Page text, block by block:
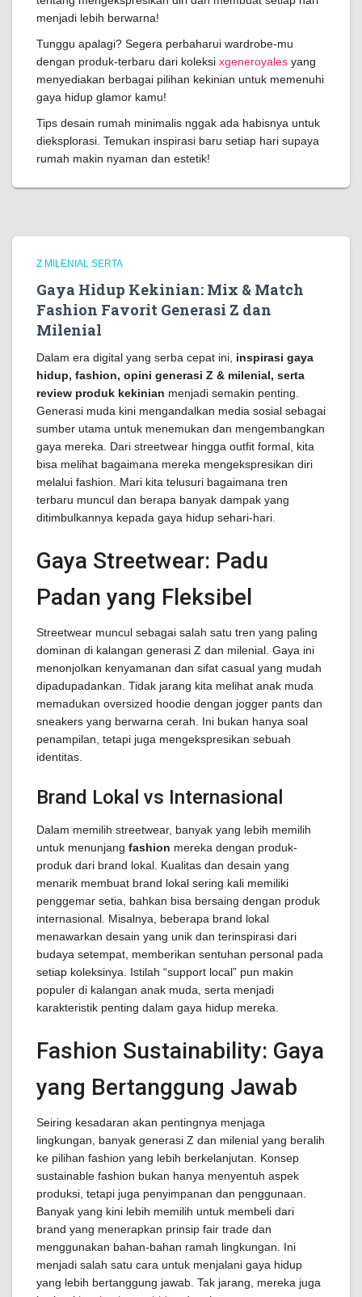
menjadi lebih berwarna!
Tunggu apalagi? Segera perbaharui wardrobe-mu
dengan produk-terbaru dari koleksi xgeneroyales yang
menyediakan berbagai pilihan kekinian untuk memenuhi
gaya hidup glamor kamu!
Tips desain rumah minimalis nggak ada habisnya untuk
dieksplorasi. Temukan inspirasi baru setiap hari supaya
rumah makin nyaman dan estetik!
Z MILENIAL SERTA
Gaya Hidup Kekinian: Mix & Match
Fashion Favorit Generasi Z dan
Milenial
Dalam era digital yang serba cepat ini, inspirasi gaya
hidup, fashion, opini generasi Z & milenial, serta
review produk kekinian menjadi semakin penting.
Generasi muda kini mengandalkan media sosial sebagai
sumber utama untuk menemukan dan mengembangkan
gaya mereka. Dari streetwear hingga outfit formal, kita
bisa melihat bagaimana mereka mengekspresikan diri
melalui fashion. Mari kita telusuri bagaimana tren
terbaru muncul dan berapa banyak dampak yang
ditimbulkannya kepada gaya hidup sehari-hari.
Gaya Streetwear: Padu
Padan yang Fleksibel
Streetwear muncul sebagai salah satu tren yang paling
dominan di kalangan generasi Z dan milenial. Gaya ini
menonjolkan kenyamanan dan sifat casual yang mudah
dipadupadankan. Tidak jarang kita melihat anak muda
memadukan oversized hoodie dengan jogger pants dan
sneakers yang berwarna cerah. Ini bukan hanya soal
penampilan, tetapi juga mengekspresikan sebuah
identitas.
Brand Lokal vs Internasional
Dalam memilih streetwear, banyak yang lebih memilih
untuk menunjang fashion mereka dengan produk-
produk dari brand lokal. Kualitas dan desain yang
menarik membuat brand lokal sering kali memiliki
penggemar setia, bahkan bisa bersaing dengan produk
internasional. Misalnya, beberapa brand lokal
menawarkan desain yang unik dan terinspirasi dari
budaya setempat, memberikan sentuhan personal pada
setiap koleksinya. Istilah “support local” pun makin
populer di kalangan anak muda, serta menjadi
karakteristik penting dalam gaya hidup mereka.
Fashion Sustainability: Gaya
yang Bertanggung Jawab
Seiring kesadaran akan pentingnya menjaga
lingkungan, banyak generasi Z dan milenial yang beralih
ke pilihan fashion yang lebih berkelanjutan. Konsep
sustainable fashion bukan hanya menyentuh aspek
produksi, tetapi juga penyimpanan dan penggunaan.
Banyak yang kini lebih memilih untuk membeli dari
brand yang menerapkan prinsip fair trade dan
menggunakan bahan-bahan ramah lingkungan. Ini
menjadi salah satu cara untuk menjalani gaya hidup
yang lebih bertanggung jawab. Tak jarang, mereka juga